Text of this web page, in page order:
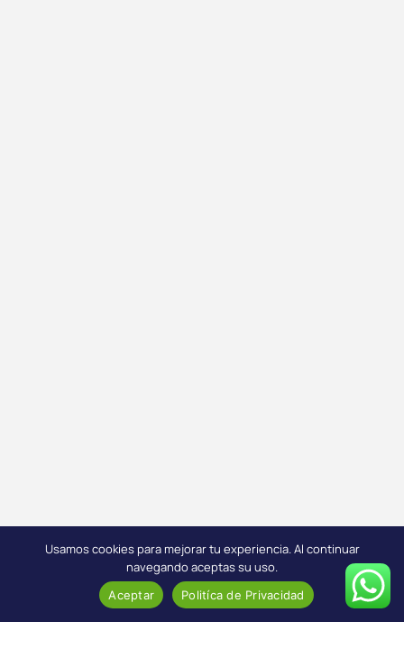
Usamos cookies para mejorar tu experiencia. Al continuar
navegando aceptas su uso.
Aceptar Politíca de Privacidad